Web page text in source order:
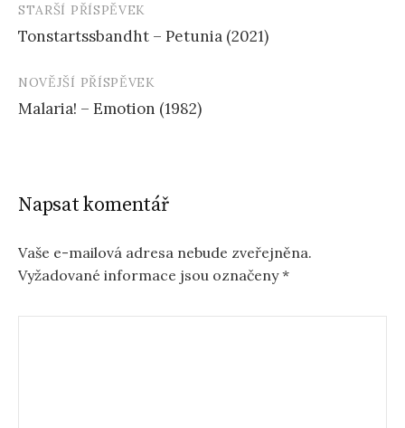
Navigace
příspěvku
STARŠÍ PŘÍSPĚVEK
Tonstartssbandht – Petunia (2021)
NOVĚJŠÍ PŘÍSPĚVEK
Malaria! – Emotion (1982)
Napsat komentář
Vaše e-mailová adresa nebude zveřejněna.
Vyžadované informace jsou označeny*